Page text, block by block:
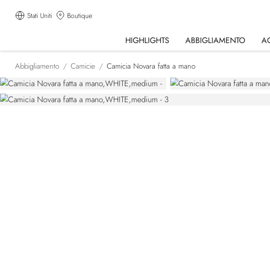
Stati Uniti Boutique
HIGHLIGHTS ABBIGLIAMENTO
Abbigliamento Camicie Camicia Novara fatta a mano